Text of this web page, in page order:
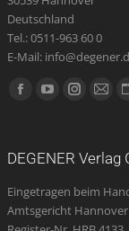
Deutschland
Tel.: 0511-963 60 0
E-Mail:
Finden Sie uns auf:
Facebook
new
window
YouTube
new
window
Instagram
new
window
E-
opens
in
new
DEGENER Verlag
Eingetragen beim
Amtsgericht Hannover